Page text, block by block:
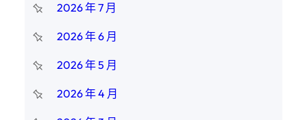
2026 年 7 月
2026 年 6 月
2026 年 5 月
2026 年 4 月